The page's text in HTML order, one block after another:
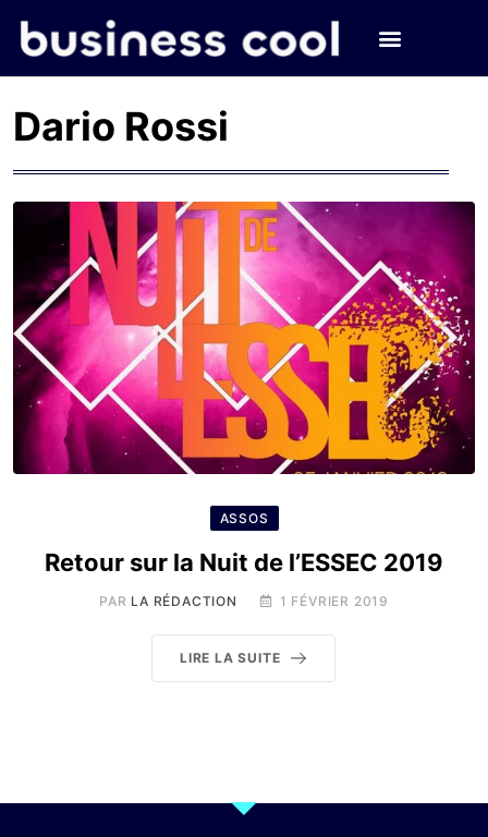
Dario Rossi
ASSOS
Retour sur la Nuit de l’ESSEC 2019
PAR LA RÉDACTION 1 FÉVRIER 2019
LIRE LA SUITE